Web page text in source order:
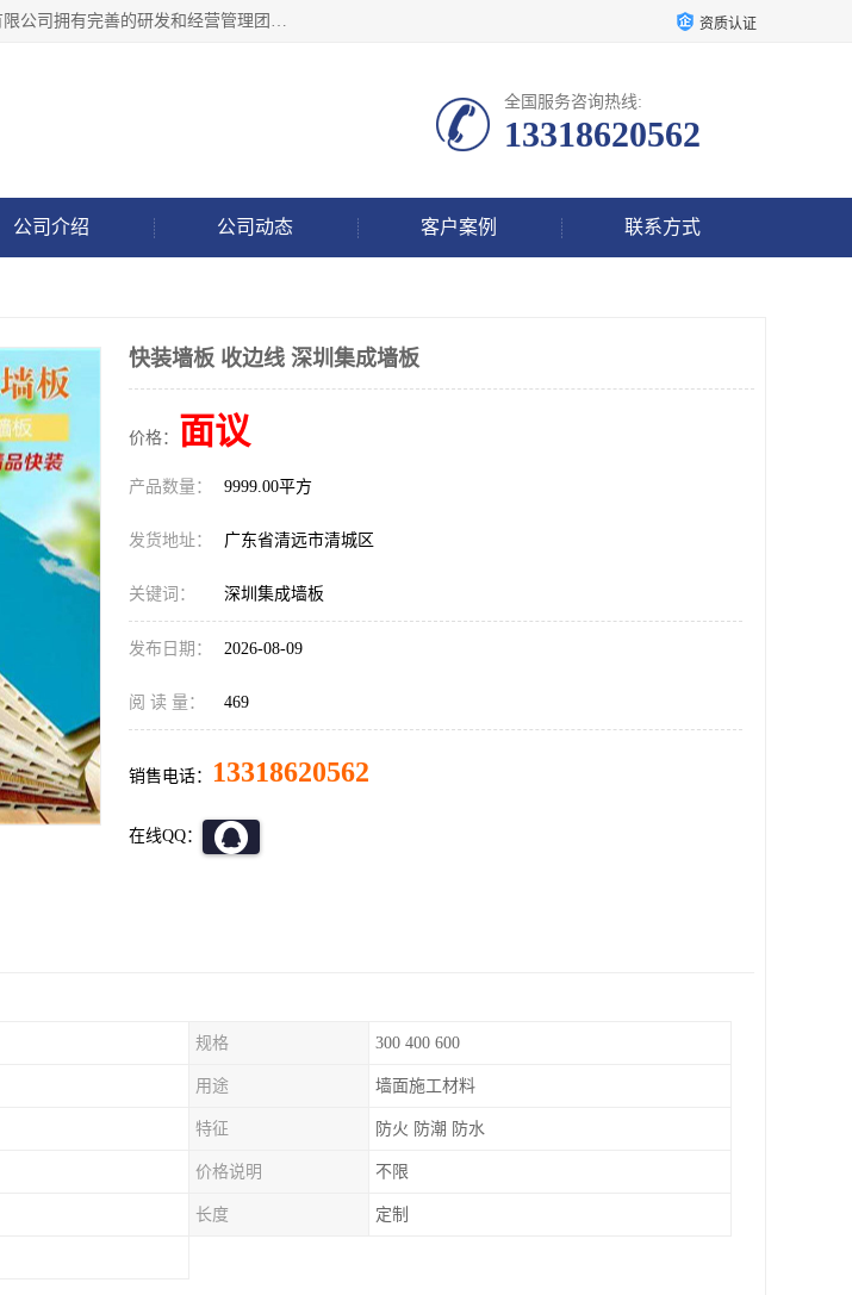
清远市鑫叶新型装饰材料有限公司批量供应：集成墙板等产品，清远市鑫叶新型装饰材料有限公司拥有完善的研发和经营管理团队，取得有70多项证书。不断让研发科技成果惠及全人类，用新材料保护自然资源，让人类生活居住健康与自然发展相和谐。全国统一热线电话：*。 资质认证
全国服务咨询热线:
13318620562
公司介绍 公司动态 客户案例 联系方式
快装墙板 收边线 深圳集成墙板
价格： 面议
产品数量： 9999.00平方
发货地址： 广东省清远市清城区
关键词： 深圳集成墙板
发布日期： 2026-08-09
阅 读 量： 469
销售电话： 13318620562
在线QQ：
规格 300 400 600
用途 墙面施工材料
特征 防火 防潮 防水
价格说明 不限
长度 定制